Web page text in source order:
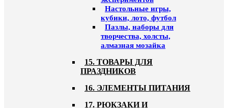
Настольные игры,
кубики, лото, футбол
Пазлы, наборы для
творчества, холсты,
алмазная мозайка
15. ТОВАРЫ ДЛЯ
ПРАЗДНИКОВ
16. ЭЛЕМЕНТЫ ПИТАНИЯ
17. РЮКЗАКИ И